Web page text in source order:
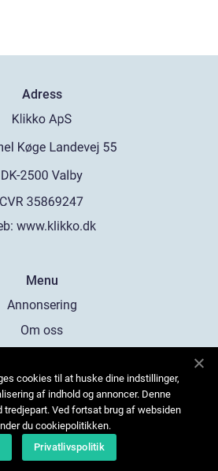
Adress
www.klikko.dk
Menu
Annonsering
Om oss
Kontakta oss
Sitemap
cookies til at huske dine indstillinger,
af indhold og annoncer. Denne
tredjepart. Ved fortsat brug af websiden
du cookiepolitikken.
Privatlivspolitik